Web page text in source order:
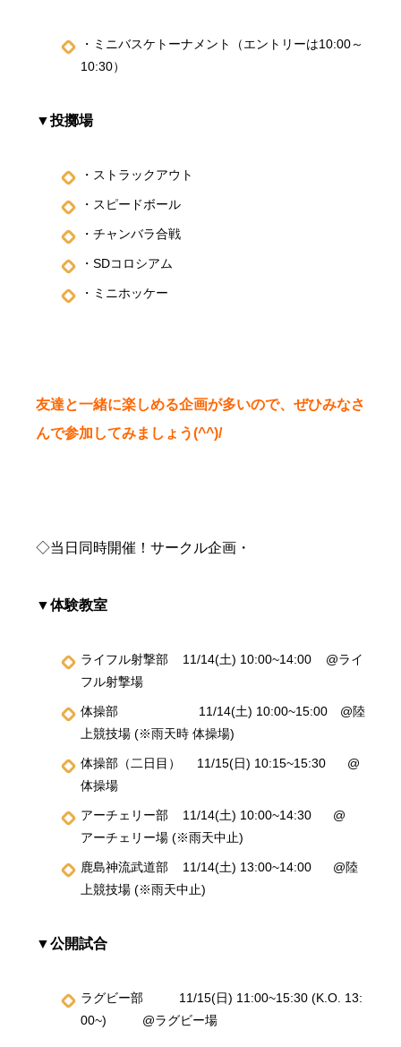
・ミニバスケトーナメント（エントリーは10:00～
10:30）
▼投擲場
・ストラックアウト
・スピードボール
・チャンバラ合戦
・SDコロシアム
・ミニホッケー
友達と一緒に楽しめる企画が多いので、ぜひみなさ
んで参加してみましょう(^^)/
◇当日同時開催！サークル企画・
▼体験教室
ライフル射撃部 11/14(土) 10:00~14:00 @ライ
フル射撃場
体操部 11/14(土) 10:00~15:00 @陸
上競技場 (※雨天時 体操場)
体操部（二日目） 11/15(日) 10:15~15:30 @
体操場
アーチェリー部 11/14(土) 10:00~14:30 @
アーチェリー場 (※雨天中止)
鹿島神流武道部 11/14(土) 13:00~14:00 @陸
上競技場 (※雨天中止)
▼公開試合
ラグビー部 11/15(日) 11:00~15:30 (K.O. 13:
00~) @ラグビー場